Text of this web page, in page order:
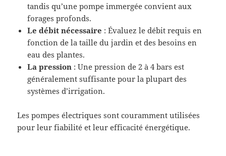
tandis qu’une pompe immergée convient aux
forages profonds.
Le débit nécessaire : Évaluez le débit requis en
fonction de la taille du jardin et des besoins en
eau des plantes.
La pression : Une pression de 2 à 4 bars est
généralement suffisante pour la plupart des
systèmes d’irrigation.
Les pompes électriques sont couramment utilisées
pour leur fiabilité et leur efficacité énergétique.